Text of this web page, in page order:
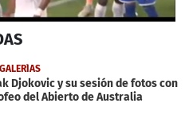
Djokovic y su sesión de fotos con
del Abierto de Australia